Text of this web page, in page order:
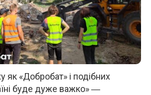
як «Добробат» і подібних
буде дуже важко» ―